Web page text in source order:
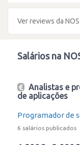
Ver reviews da NOS
Salários na
Analistas e
de aplicações
Programador de
6 salários publicados